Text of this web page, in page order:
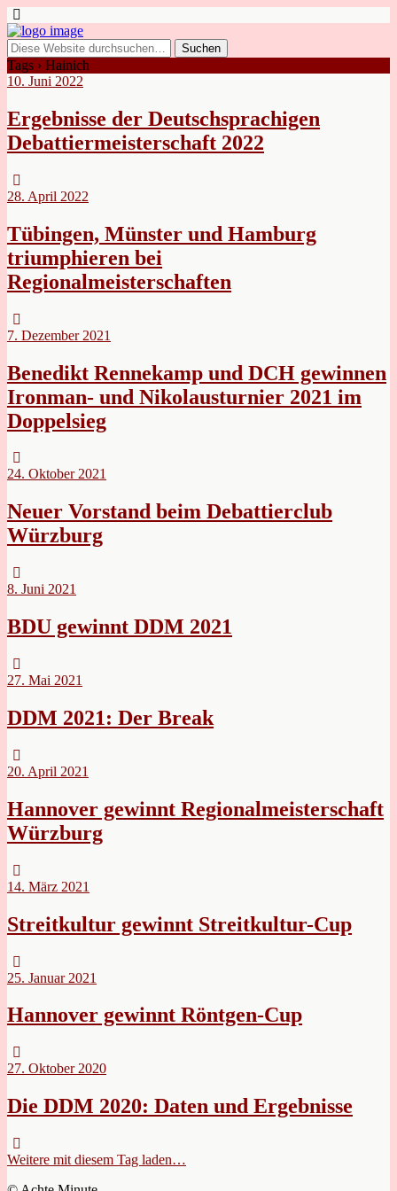
Tags › Hainich
10. Juni 2022
Ergebnisse der Deutschsprachigen
Debattiermeisterschaft 2022
28. April 2022
Tübingen, Münster und Hamburg
triumphieren bei
Regionalmeisterschaften
7. Dezember 2021
Benedikt Rennekamp und DCH gewinnen
Ironman- und Nikolausturnier 2021 im
Doppelsieg
24. Oktober 2021
Neuer Vorstand beim Debattierclub
Würzburg
8. Juni 2021
BDU gewinnt DDM 2021
27. Mai 2021
DDM 2021: Der Break
20. April 2021
Hannover gewinnt Regionalmeisterschaft
Würzburg
14. März 2021
Streitkultur gewinnt Streitkultur-Cup
25. Januar 2021
Hannover gewinnt Röntgen-Cup
27. Oktober 2020
Die DDM 2020: Daten und Ergebnisse
Weitere mit diesem Tag laden…